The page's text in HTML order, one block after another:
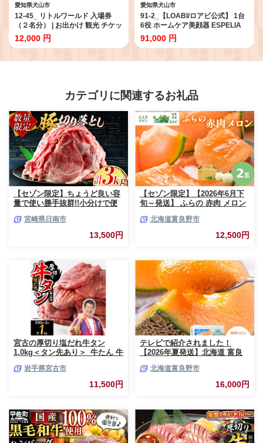
愛知県犬山市
12-45_ リトルワールド 入場券
（２名分） | お出かけ 観光 チケッ
ト 犬山 体験 世界一周 小旅行 体験
世界 博物館 グルメ 世界のグルメ
ケット 野外 民族博物館 大人 2名
12,000 円
愛知県犬山市
91-2_【LOABI/ロアビ公式】 1台
6役 ホームケア美顔器 ESPELIA
エスペリア｜ 美顔器 ems 目元 目
元ケア イオン導入美顔器 rf美顔器
エスペリア 愛知県 岐阜県 名古屋
91,000 円
カテゴリに関連するお礼品
【セゾン限定】ちょうど良い容
量で使い勝手抜群!!小分けで便
3kg お肉 豚肉 ポーク 国産 小分
け 真空パック 個包装 万能食材
おすすめ おかず 食品 炒め物 お
ぶ 焼肉 お祝い 記念日 ギフト
贈り物 贈答 プレゼント おすそ
分け 宮崎県 日南市 送料無料
_BCV1-24
宮崎県日南市
13,500円
【セゾン限定】【2026年6月下
旬～発送】 ふらの 赤肉 メロン
市 (相馬農園) メロン フルーツ
果物 新鮮 甘い 贈り物 ギフト
道産 ジューシー おやつ ふらの
北海道富良野市
12,500円
宮古の厚切り塩だれ牛タン
1.0kg＜タン先あり＞_牛たん 牛
厚切り牛タン【1181948】
岩手県宮古市
11,500円
テレビで紹介されました！
【2026年夏発送】北海道 富良
上 大玉サイズ メロン
北海道富良野市
16,000円